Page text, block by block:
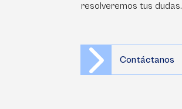
resolveremos tus dudas.
Contáctanos